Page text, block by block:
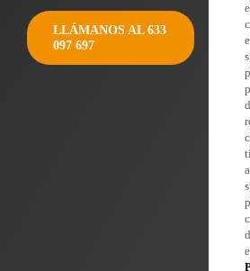
LLÁMANOS AL 633
097 697